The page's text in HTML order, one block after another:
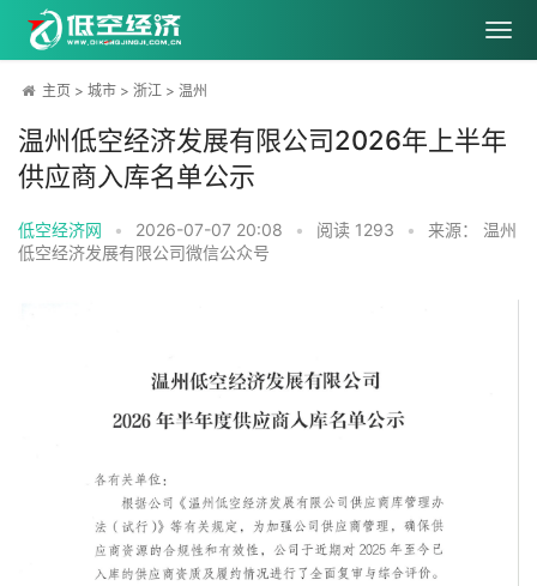
主页 > 城市 > 浙江 > 温州
温州低空经济发展有限公司2026年上半年
供应商入库名单公示
低空经济网 • 2026-07-07 20:08 • 阅读 1293 •
来源： 温州
低空经济发展有限公司微信公众号